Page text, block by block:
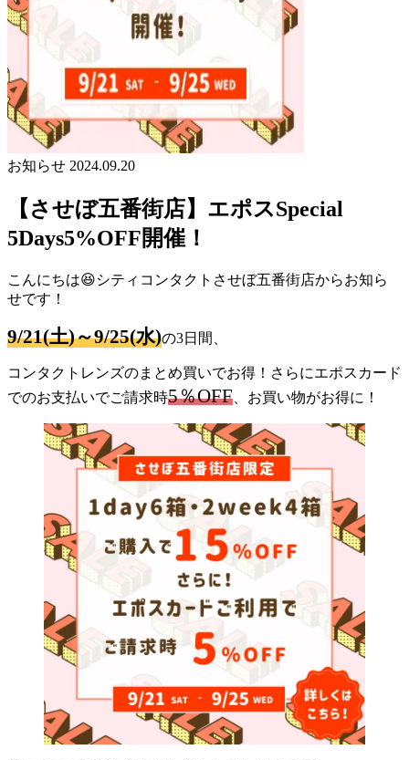
お知らせ 2024.09.20
【させぼ五番街店】エポスSpecial
5Days5%OFF開催！
こんにちは😆シティコンタクトさせぼ五番街店からお知ら
せです！
9/21(土)～9/25(水)の3日間、
コンタクトレンズのまとめ買いでお得！さらにエポスカード
でのお支払いでご請求時5％OFF 、お買い物がお得に！